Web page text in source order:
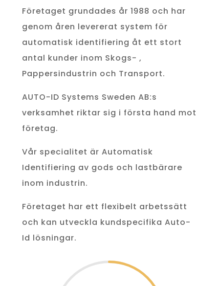
Företaget grundades år 1988 och har
genom åren levererat system för
automatisk identifiering åt ett stort
antal kunder inom Skogs- ,
Pappersindustrin och Transport.
AUTO-ID Systems Sweden AB:s
verksamhet riktar sig i första hand mot
företag.
Vår specialitet är Automatisk
Identifiering av gods och lastbärare
inom industrin.
Företaget har ett flexibelt arbetssätt
och kan utveckla kundspecifika Auto-
Id lösningar.